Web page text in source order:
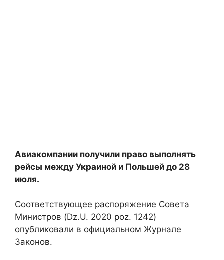
Авиакомпании получили право выполнять
рейсы между Украиной и Польшей до 28
июля.
Соответствующее распоряжение Совета
Министров (Dz.U. 2020 poz. 1242)
опубликовали в официальном Журнале
Законов.